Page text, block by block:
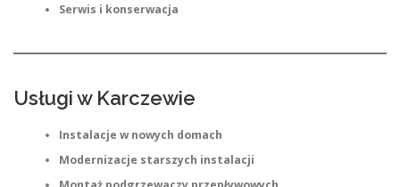
Serwis i konserwacja
Usługi w Karczewie
Instalacje w nowych domach
Modernizacje starszych instalacji